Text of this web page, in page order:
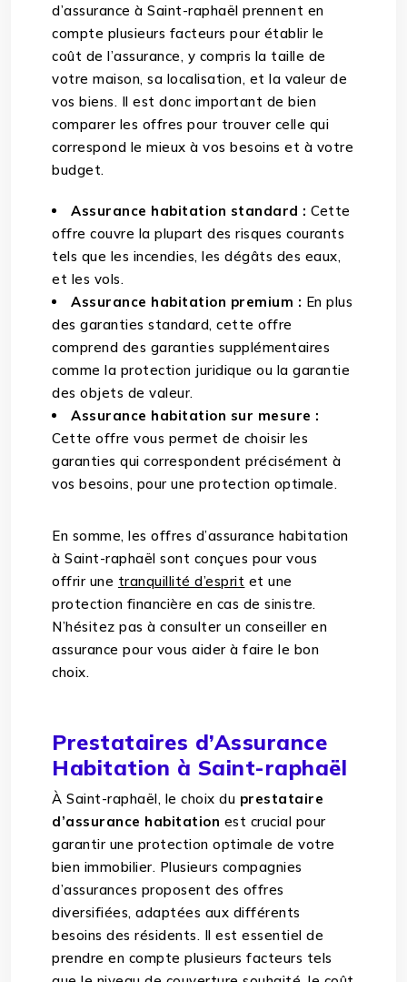
d’assurance à Saint-raphaël prennent en
compte plusieurs facteurs pour établir le
coût de l’assurance, y compris la taille de
votre maison, sa localisation, et la valeur de
vos biens. Il est donc important de bien
comparer les offres pour trouver celle qui
correspond le mieux à vos besoins et à votre
budget.
Assurance habitation standard : Cette
offre couvre la plupart des risques courants
tels que les incendies, les dégâts des eaux,
et les vols.
Assurance habitation premium : En plus
des garanties standard, cette offre
comprend des garanties supplémentaires
comme la protection juridique ou la garantie
des objets de valeur.
Assurance habitation sur mesure :
Cette offre vous permet de choisir les
garanties qui correspondent précisément à
vos besoins, pour une protection optimale.
En somme, les offres d’assurance habitation
à Saint-raphaël sont conçues pour vous
offrir une tranquillité d’esprit et une
protection financière en cas de sinistre.
N’hésitez pas à consulter un conseiller en
assurance pour vous aider à faire le bon
choix.
Prestataires d’Assurance
Habitation à Saint-raphaël
À Saint-raphaël, le choix du prestataire
d’assurance habitation est crucial pour
garantir une protection optimale de votre
bien immobilier. Plusieurs compagnies
d’assurances proposent des offres
diversifiées, adaptées aux différents
besoins des résidents. Il est essentiel de
prendre en compte plusieurs facteurs tels